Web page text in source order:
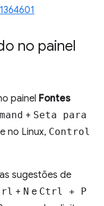
1364601
no painel
painel Fontes
+ Seta para
no Linux, Control
sugestões de
+ N e Ctrl + P